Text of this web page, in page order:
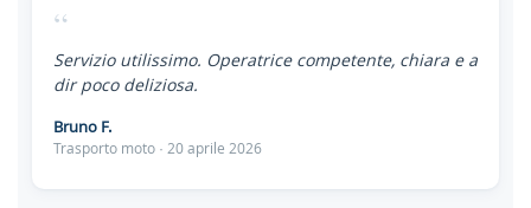
“
Servizio utilissimo. Operatrice competente, chiara e a
dir poco deliziosa.
Bruno F.
Trasporto moto · 20 aprile 2026